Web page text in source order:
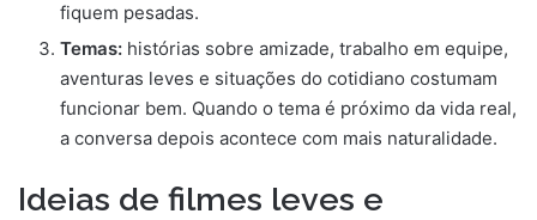
fiquem pesadas.
Temas: histórias sobre amizade, trabalho em equipe,
aventuras leves e situações do cotidiano costumam
funcionar bem. Quando o tema é próximo da vida real,
a conversa depois acontece com mais naturalidade.
Ideias de filmes leves e